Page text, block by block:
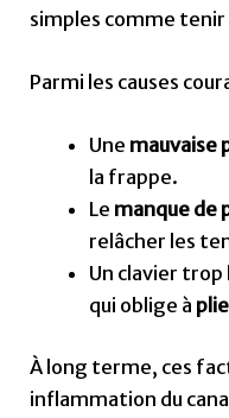
simples comme tenir
Parmi les causes
Une mauvaise
la frappe.
Le manque de
relâcher les
Un clavier
qui oblige à
À long terme, ces
inflammation du